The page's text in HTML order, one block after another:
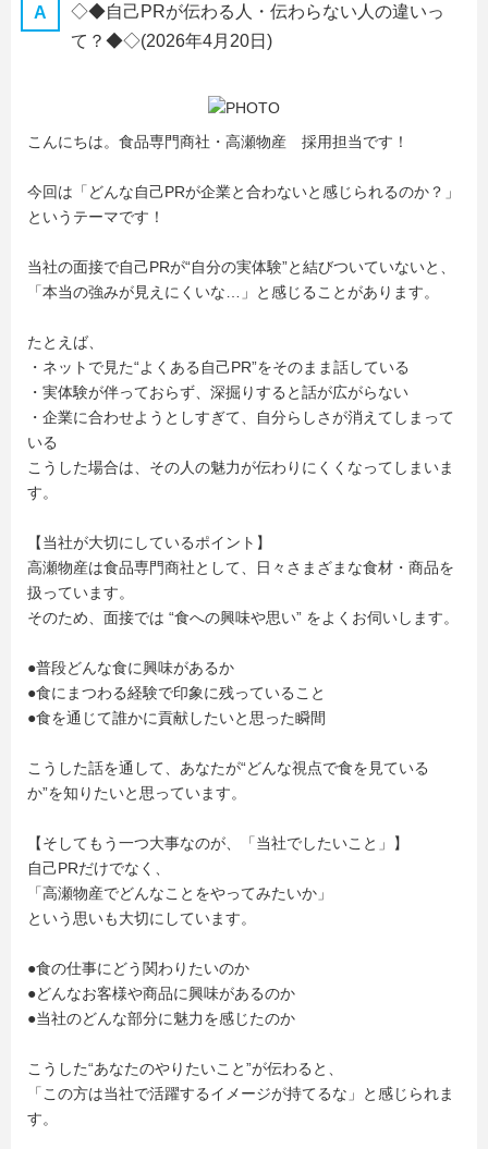
◇◆自己PRが伝わる人・伝わらない人の違いっ
て？◆◇(2026年4月20日)
こんにちは。食品専門商社・高瀬物産 採用担当です！
今回は「どんな自己PRが企業と合わないと感じられるのか？」
というテーマです！
当社の面接で自己PRが“自分の実体験”と結びついていないと、
「本当の強みが見えにくいな…」と感じることがあります。
たとえば、
・ネットで見た“よくある自己PR”をそのまま話している
・実体験が伴っておらず、深掘りすると話が広がらない
・企業に合わせようとしすぎて、自分らしさが消えてしまって
いる
こうした場合は、その人の魅力が伝わりにくくなってしまいま
す。
【当社が大切にしているポイント】
高瀬物産は食品専門商社として、日々さまざまな食材・商品を
扱っています。
そのため、面接では “食への興味や思い” をよくお伺いします。
●普段どんな食に興味があるか
●食にまつわる経験で印象に残っていること
●食を通じて誰かに貢献したいと思った瞬間
こうした話を通して、あなたが“どんな視点で食を見ている
か”を知りたいと思っています。
【そしてもう一つ大事なのが、「当社でしたいこと」】
自己PRだけでなく、
「高瀬物産でどんなことをやってみたいか」
という思いも大切にしています。
●食の仕事にどう関わりたいのか
●どんなお客様や商品に興味があるのか
●当社のどんな部分に魅力を感じたのか
こうした“あなたのやりたいこと”が伝わると、
「この方は当社で活躍するイメージが持てるな」と感じられま
す。